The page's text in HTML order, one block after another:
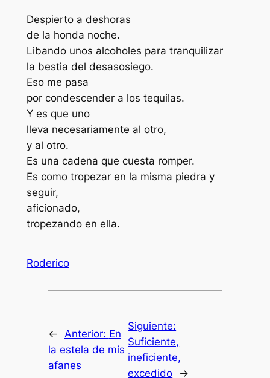
Despierto a deshoras
de la honda noche.
Libando unos alcoholes para tranquilizar
la bestia del desasosiego.
Eso me pasa
por condescender a los tequilas.
Y es que uno
lleva necesariamente al otro,
y al otro.
Es una cadena que cuesta romper.
Es como tropezar en la misma piedra y
seguir,
aficionado,
tropezando en ella.
Roderico
← Anterior: En
la estela de mis
afanes
Siguiente:
Suficiente,
ineficiente,
excedido
→